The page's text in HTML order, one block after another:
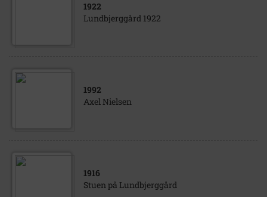
1922
Lundbjerggård 1922
1992
Axel Nielsen
1916
Stuen på Lundbjerggård